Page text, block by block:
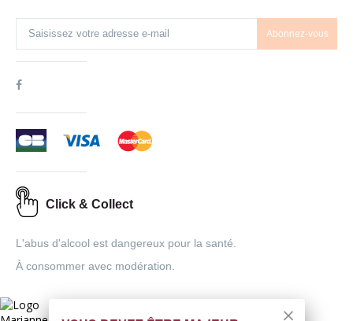
Abonnez-vous
Click & Collect
L'abus d'alcool est dangereux pour la santé.
À consommer avec modération.